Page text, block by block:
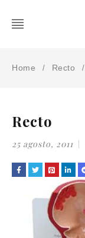
Home / Recto /
Recto
25 agosto, 2011